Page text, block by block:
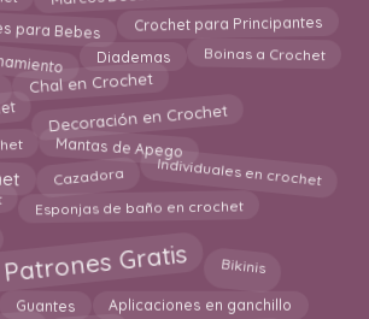
para Bebes Crochet para Principantes
Diademas Boinas a Crochet
Chal en Crochet
Decoración en Crochet
Mantas de Apego
Cazadora Individuales en crochet
Esponjas de baño en crochet
Gratis Bikinis
Guantes Aplicaciones en ganchillo